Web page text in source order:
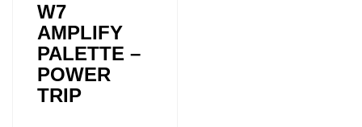
W7
AMPLIFY
PALETTE –
POWER
TRIP